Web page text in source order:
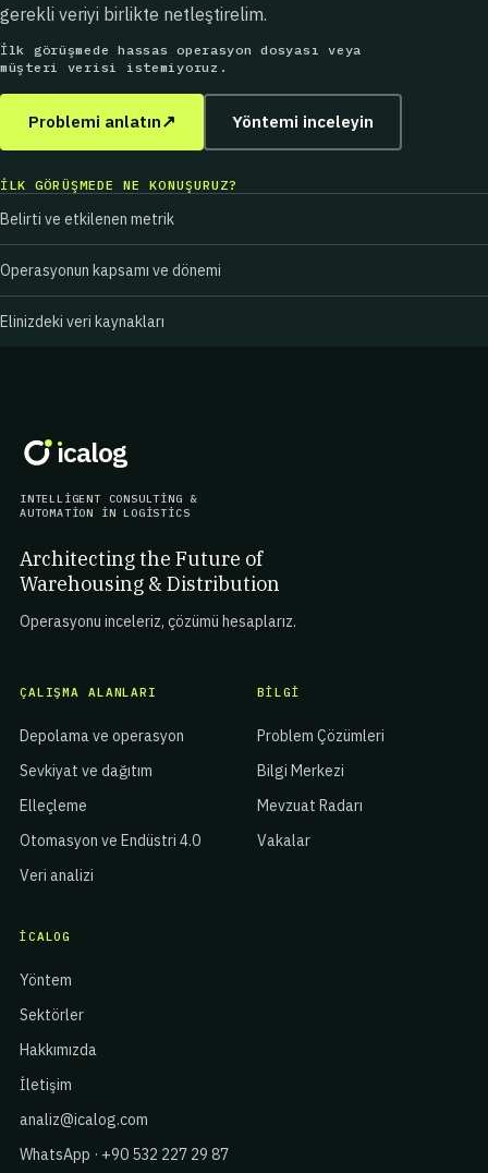
gerekli veriyi birlikte netleştirelim.
İlk görüşmede hassas operasyon dosyası veya
müşteri verisi istemiyoruz.
Problemi anlatın↗ Yöntemi inceleyin
İLK GÖRÜŞMEDE NE KONUŞURUZ?
Belirti ve etkilenen metrik
Operasyonun kapsamı ve dönemi
Elinizdeki veri kaynakları
ıcalog
INTELLIGENT CONSULTING &
AUTOMATION IN LOGISTICS
Architecting the Future of
Warehousing & Distribution
Operasyonu inceleriz, çözümü hesaplarız.
ÇALIŞMA ALANLARI
Depolama ve operasyon
Sevkiyat ve dağıtım
Elleçleme
Otomasyon ve Endüstri 4.0
Veri analizi
BILGI
Problem Çözümleri
Bilgi Merkezi
Mevzuat Radarı
Vakalar
ICALOG
Yöntem
Sektörler
Hakkımızda
İletişim
analiz@icalog.com
WhatsApp · +90 532 227 29 87